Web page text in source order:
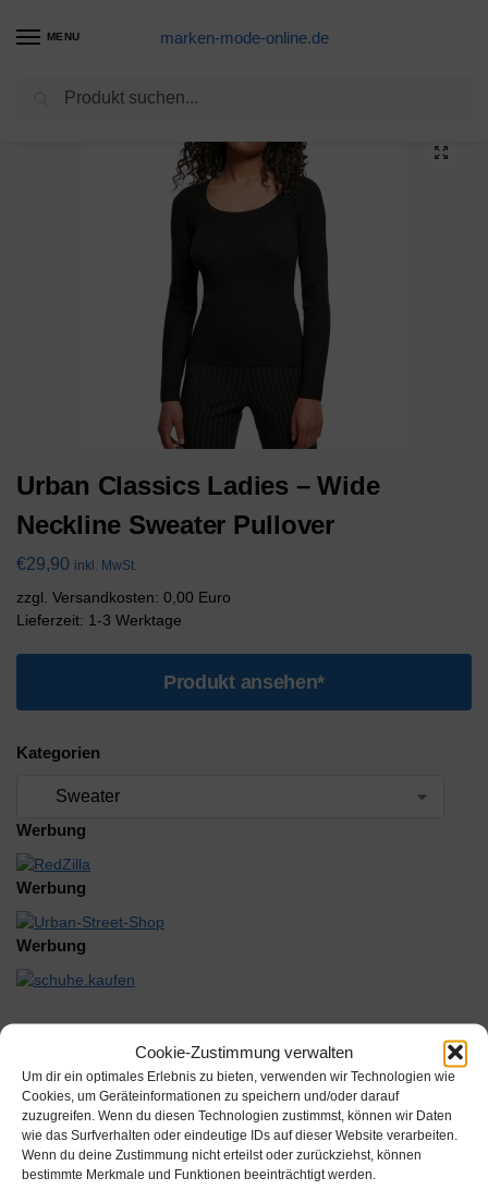
Cookie-Zustimmung verwalten
Um dir ein optimales Erlebnis zu bieten, verwenden wir Technologien wie
Cookies, um Geräteinformationen zu speichern und/oder darauf
zuzugreifen. Wenn du diesen Technologien zustimmst, können wir Daten
wie das Surfverhalten oder eindeutige IDs auf dieser Website verarbeiten.
Wenn du deine Zustimmung nicht erteilst oder zurückziehst, können
bestimmte Merkmale und Funktionen beeinträchtigt werden.
MENU marken-mode-online.de
FRAUEN / Sweatshirts
Urban Classics Ladies – Wide
Neckline Sweater Pullover
€29,90 inkl. MwSt.
zzgl. Versandkosten: 0,00 Euro
Lieferzeit: 1-3 Werktage
Produkt ansehen*
Kategorien
Werbung
Werbung
Werbung
Beschreibung
Schlicht und edel präsentiert sich das Strick-Damenoberteil mit
einem vergrößerten Rundhalsausschnitt und einer femininen Slim